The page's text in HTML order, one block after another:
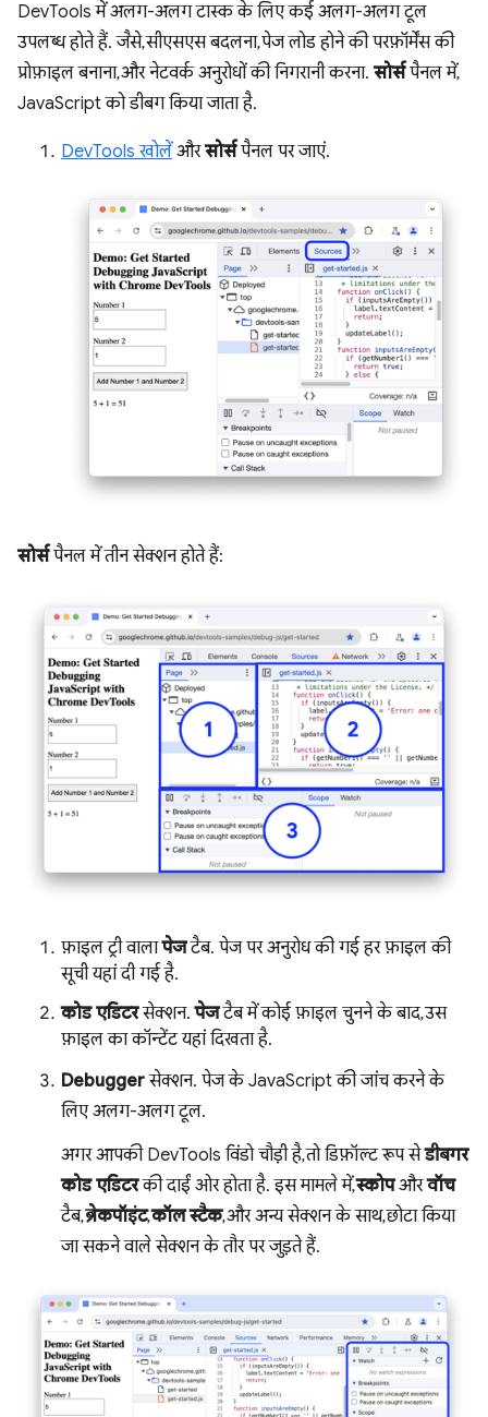
DevTools में अलग-अलग टास्क के लिए कई अलग-अलग टूल
उपलब्ध होते हैं. जैसे, सीएसएस बदलना, पेज लोड होने की परफ़ॉर्मेंस की
प्रोफ़ाइल बनाना, और नेटवर्क अनुरोधों की निगरानी करना. सोर्सपैनल में,
JavaScript को डीबग किया जाता है.
DevTools खोलें औरसोर्सपैनल पर जाएं.
सोर्सपैनल में तीन सेक्शन होते हैं:
फ़ाइल ट्री वालापेजटैब. पेज पर अनुरोध की गई हर फ़ाइल की
सूची यहां दी गई है.
कोड एडिटरसेक्शन.पेजटैब में कोई फ़ाइल चुनने के बाद, उस
फ़ाइल का कॉन्टेंट यहां दिखता है.
Debuggerसेक्शन. पेज के JavaScript की जांच करने के
लिए अलग-अलग टूल.
अगर आपकी DevTools विंडो चौड़ी है, तो डिफ़ॉल्ट रूप सेडीबगर
कोड एडिटरकी दाईं ओर होता है. इस मामले में,स्कोपऔरवॉच
टैब,ब्रेकपॉइंट,कॉल स्टैक, और अन्य सेक्शन के साथ, छोटा किया
जा सकने वाले सेक्शन के तौर पर जुड़ते हैं.